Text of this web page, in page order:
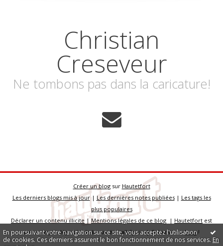
En poursuivant votre navigation sur ce site, vous acceptez l'utilisation
de cookies. Ces derniers assurent le bon fonctionnement de nos services. En
Christian
Creseveur
Ne tombons pas dans la caricature!
Créer un blogsur Hautetfort
Les derniers blogs mis à jour| Les dernières notes publiées| Les tags les
plus populaires
Déclarer un contenu illicite |Mentions légales de ce blog | Hautetfort est
une marque déposée de la société talkSpirit | Créez votreblog !